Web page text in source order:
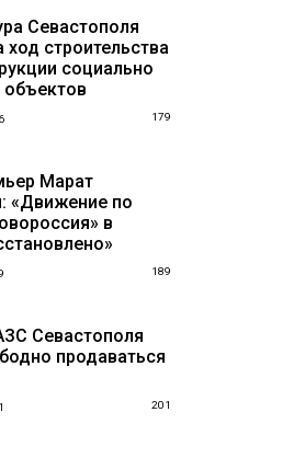
Севастополя
ход строительства
социально
179
Марат
«Движение по
в
189
Севастополя
продаваться
201